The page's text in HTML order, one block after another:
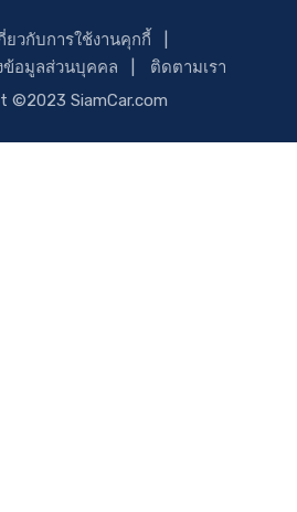
ยวกับการใช้งานคุกกี้
ข้อมูลส่วนบุคคล
ติดตามเรา
©2023 SiamCar.com